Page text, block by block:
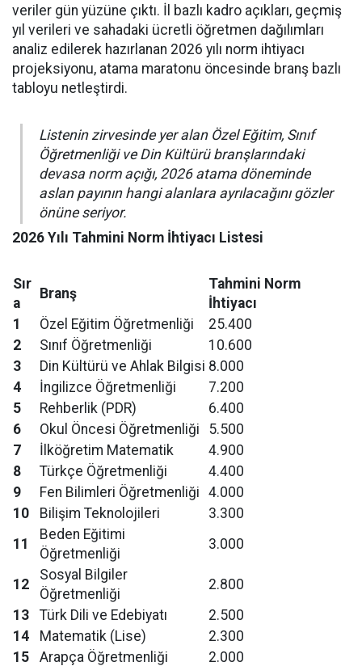
veriler gün yüzüne çıktı. İl bazlı kadro açıkları, geçmiş
yıl verileri ve sahadaki ücretli öğretmen dağılımları
analiz edilerek hazırlanan 2026 yılı norm ihtiyacı
projeksiyonu, atama maratonu öncesinde branş bazlı
tabloyu netleştirdi.
Listenin zirvesinde yer alan Özel Eğitim, Sınıf
Öğretmenliği ve Din Kültürü branşlarındaki
devasa norm açığı, 2026 atama döneminde
aslan payının hangi alanlara ayrılacağını gözler
önüne seriyor.
2026 Yılı Tahmini Norm İhtiyacı Listesi
Sır
a
Branş
Tahmini Norm
İhtiyacı
1
Özel Eğitim Öğretmenliği
25.400
2
Sınıf Öğretmenliği
10.600
3
Din Kültürü ve Ahlak Bilgisi 8.000
4
İngilizce Öğretmenliği
7.200
5
Rehberlik (PDR)
6.400
6
Okul Öncesi Öğretmenliği
5.500
7
İlköğretim Matematik
4.900
8
Türkçe Öğretmenliği
4.400
9
Fen Bilimleri Öğretmenliği 4.000
10
Bilişim Teknolojileri
3.300
11
Beden Eğitimi
Öğretmenliği
3.000
12
Sosyal Bilgiler
Öğretmenliği
2.800
13
Türk Dili ve Edebiyatı
2.500
14
Matematik (Lise)
2.300
15
Arapça Öğretmenliği 2.000